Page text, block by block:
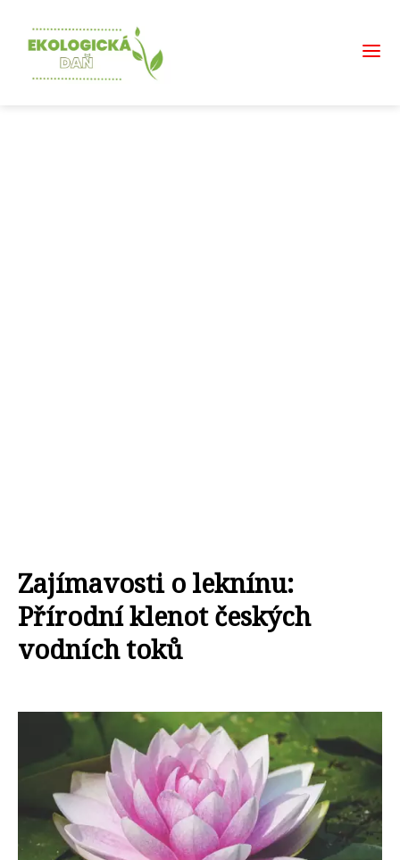
Zajímavosti o leknínu:
Přírodní klenot českých
vodních toků